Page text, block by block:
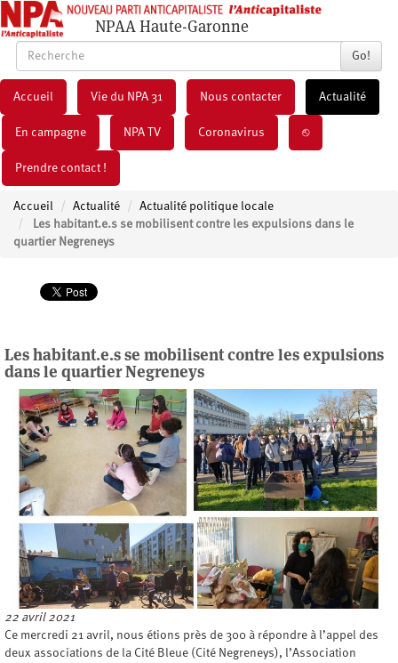
NPAA Haute-Garonne
Go!
Accueil Vie du NPA 31 Nous contacter Actualité
En campagne NPA TV Coronavirus ⎋
Prendre contact !
Accueil Actualité
Actualité politique locale
Les habitant.e.s se mobilisent contre les expulsions dans le
quartier Negreneys
Les habitant.e.s se mobilisent contre les expulsions
dans le quartier Negreneys
22 avril 2021
Ce mercredi 21 avril, nous étions près de 300 à répondre à l’appel des
deux associations de la Cité Bleue (Cité Negreneys), l’Association